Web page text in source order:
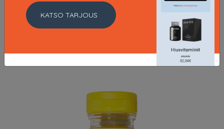
Source Essentielle Delicate Shampoo 300ml
16.76 EUR
KATSO TARJOUS